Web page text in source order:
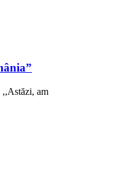
,,Astăzi, am